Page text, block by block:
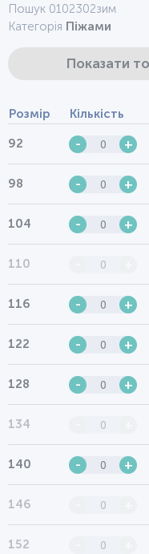
Пошук 0102302зим
Категорія Піжами
Показати
Розмір Кількість
92 - +
98 - +
104 - +
110
116 - +
122 - +
128 - +
134
140 - +
146
152